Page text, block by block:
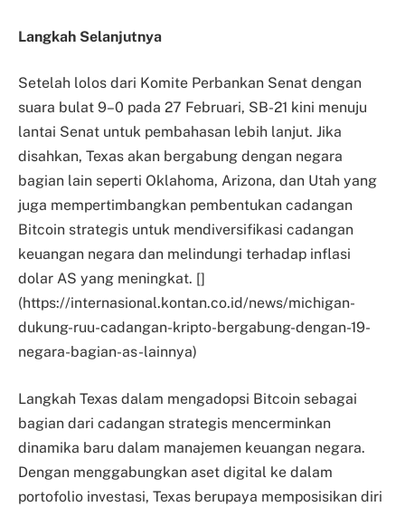
Langkah Selanjutnya
Setelah lolos dari Komite Perbankan Senat dengan
suara bulat 9–0 pada 27 Februari, SB-21 kini menuju
lantai Senat untuk pembahasan lebih lanjut. Jika
disahkan, Texas akan bergabung dengan negara
bagian lain seperti Oklahoma, Arizona, dan Utah yang
juga mempertimbangkan pembentukan cadangan
Bitcoin strategis untuk mendiversifikasi cadangan
keuangan negara dan melindungi terhadap inflasi
dolar AS yang meningkat. []
(https://internasional.kontan.co.id/news/michigan-
dukung-ruu-cadangan-kripto-bergabung-dengan-19-
negara-bagian-as-lainnya)
Langkah Texas dalam mengadopsi Bitcoin sebagai
bagian dari cadangan strategis mencerminkan
dinamika baru dalam manajemen keuangan negara.
Dengan menggabungkan aset digital ke dalam
portofolio investasi, Texas berupaya memposisikan diri